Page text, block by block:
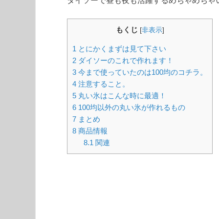
もくじ [非表示]
1 とにかくまずは見て下さい
2 ダイソーのこれで作れます！
3 今まで使っていたのは100均のコチラ。
4 注意すること。
5 丸い氷はこんな時に最適！
6 100均以外の丸い氷が作れるもの
7 まとめ
8 商品情報
8.1 関連